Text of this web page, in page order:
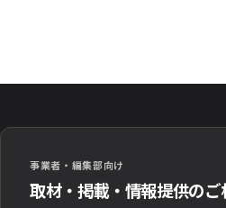
事業者・編集部向け
取材・掲載・情報提供のご